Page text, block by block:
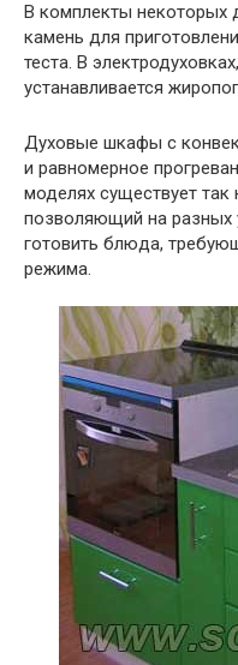
В комплекты некоторых
камень для
теста. В
устанавливается
Духовые шкафы с
и равномерное
моделях существует
позволяющий на разных
готовить блюда,
режима.